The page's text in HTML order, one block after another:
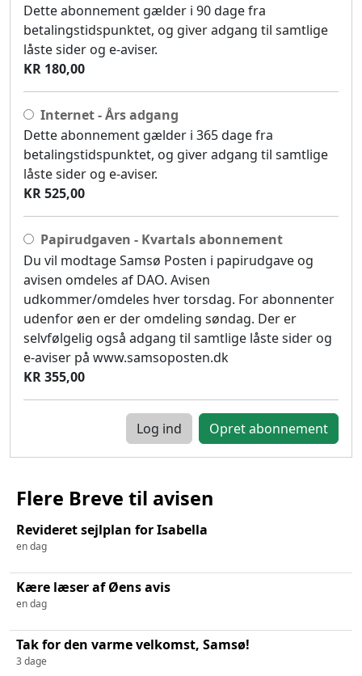
Dette abonnement gælder i 90 dage fra
betalingstidspunktet, og giver adgang til samtlige
låste sider og e-aviser.
KR 180,00
Internet - Års adgang
Dette abonnement gælder i 365 dage fra
betalingstidspunktet, og giver adgang til samtlige
låste sider og e-aviser.
KR 525,00
Papirudgaven - Kvartals abonnement
Du vil modtage Samsø Posten i papirudgave og
avisen omdeles af DAO. Avisen
udkommer/omdeles hver torsdag. For abonnenter
udenfor øen er der omdeling søndag. Der er
selvfølgelig også adgang til samtlige låste sider og
e-aviser på www.samsoposten.dk
KR 355,00
Log ind
Flere Breve til avisen
Revideret sejlplan for Isabella
en dag
Kære læser af Øens avis
en dag
Tak for den varme velkomst, Samsø!
3 dage